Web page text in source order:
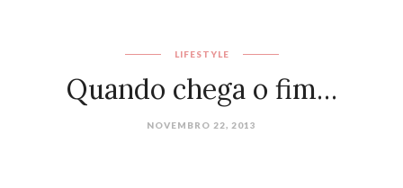
LIFESTYLE
Quando chega o fim…
NOVEMBRO 22, 2013